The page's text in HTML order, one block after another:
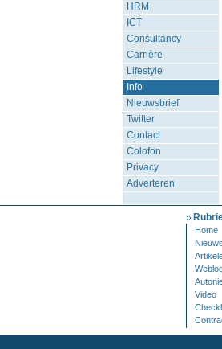
HRM
ICT
Consultancy
Carrière
Lifestyle
Info
Nieuwsbrief
Twitter
Contact
Colofon
Privacy
Adverteren
Home
Nieuws
Video